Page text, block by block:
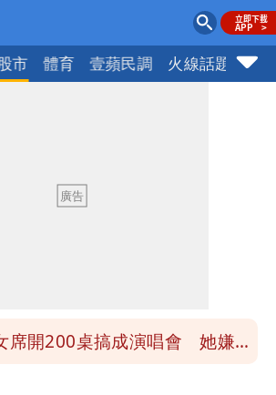
市 體育 壹蘋民調 火線話題
近？美軍擬鬆綁川普動用戰術性
完蛋
席開200桌搞成演唱會 她嫌高